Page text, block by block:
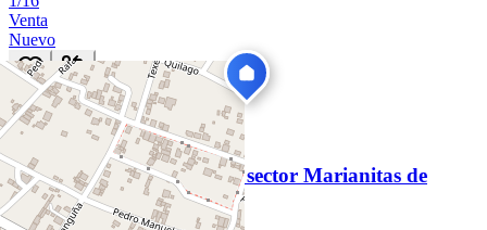
Venta
Nuevo
DS
US$ 67.000
268hoy
Venta Casa 3 dormitorios, sector Marianitas de
Calderón.